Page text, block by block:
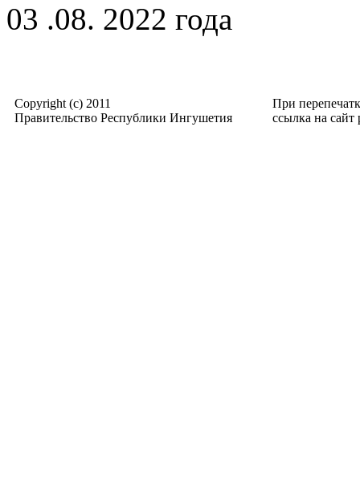
03 .08. 2022 года
Copyright (c) 2011
Правительство Республики Ингушетия
При
ссылка на сайт